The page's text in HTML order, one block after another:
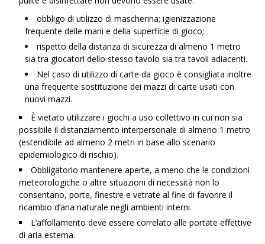
obbligo di utilizzo di mascherina; igienizzazione
frequente delle mani e della superficie di gioco;
rispetto della distanza di sicurezza di almeno 1 metro
sia tra giocatori dello stesso tavolo sia tra tavoli adiacenti.
Nel caso di utilizzo di carte da gioco è consigliata inoltre
una frequente sostituzione dei mazzi di carte usati con
nuovi mazzi.
È vietato utilizzare i giochi a uso collettivo in cui non sia
possibile il distanziamento interpersonale di almeno 1 metro
(estendibile ad almeno 2 metri in base allo scenario
epidemiologico di rischio).
Obbligatorio mantenere aperte, a meno che le condizioni
meteorologiche o altre situazioni di necessità non lo
consentano, porte, finestre e vetrate al fine di favorire il
ricambio d’aria naturale negli ambienti interni.
L’affollamento deve essere correlato alle portate effettive
di aria esterna.